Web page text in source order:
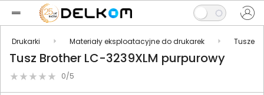
Drukarki Materiały eksploatacyjne do drukarek Tusze
Tusz Brother LC-3239XLM purpurowy
0/5